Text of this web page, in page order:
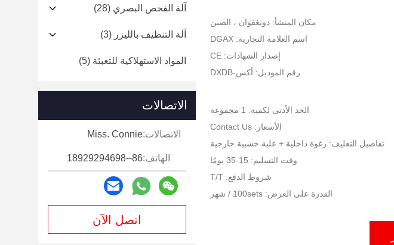
مكان المنشأ: دونغقوان ، الصين
اسم العلامة التجارية: DGAX
إصدار الشهادات: CE
رقم الموديل: أكس-DXDB
الحد الأدنى لكمية: 1 مجموعة
الأسعار: Contact Us
تفاصيل التغليف: رغوة داخلية + علبة خشبية خارجية
وقت التسليم: 15-35 يومًا
شروط الدفع: T/T
القدرة على العرض: 100sets / شهر
آلة الفحص البصري (28)
آلة التنظيف بالليزر (3)
المواد الاستهلاكية للتعبئة (5)
الاتصالات
الاتصالات:Miss. Connie
الهاتف:86--18929294698
اتصل الآن